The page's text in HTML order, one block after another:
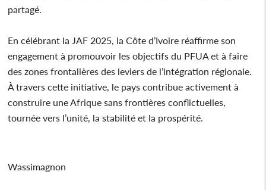
partagé.
En célébrant la JAF 2025, la Côte d’Ivoire réaffirme son
engagement à promouvoir les objectifs du PFUA et à faire
des zones frontalières des leviers de l’intégration régionale.
À travers cette initiative, le pays contribue activement à
construire une Afrique sans frontières conflictuelles,
tournée vers l’unité, la stabilité et la prospérité.
Wassimagnon